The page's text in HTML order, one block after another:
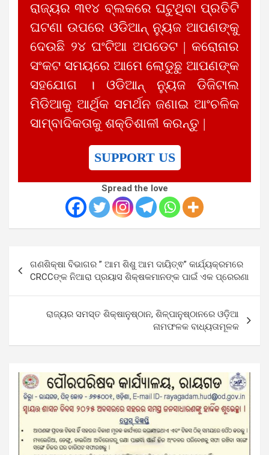
ରାଜ୍ୟର ୩୧୪ ବ୍ଲକରେ ଘଟୁଥିବା ପ୍ରତିଟି
ଘଟଣା ଉପରେ ଓଡିଆନ୍ ନ୍ୟୁଜ ଆପଣଙ୍କୁ
ଦେଉଛି ୨୪ ଘଂଟିଆ ଅପଡେଟ | କରୋନାର
ସଂକଟ ସମୟରେ ଆମେ ଲୋଡୁଛୁ ଆପଣଙ୍କ
ସହଯୋଗ । ଓଡିଆନ୍ ନ୍ୟୁଜ ଡିଜିଟାଲ
ମିଡିଆକୁ ଆର୍ଥିକ ସମର୍ଥନ ଜଣାଇ ଆଂଚଳିକ
ସାମ୍ବାଦିକତାକୁ ଶକ୍ତିଶାଳୀ କରନ୍ତୁ |
SUPPORT US
Spread the love
navigation
ଗଣଶିକ୍ଷା ବିଭାଗର ” ଆମ ଶିଶୁ ଆମ ଦାୟିତ୍ଵ” କାର୍ଯ୍ୟକ୍ରମରେ
CRCCଙ୍କ ନିଆରା ପ୍ରୟାସ ଶିକ୍ଷକମାନଙ୍କ ପାଇଁ ଏକ ପ୍ରେରଣା
ରାଜ୍ୟର ସମସ୍ତ ଶିକ୍ଷାନୁଷ୍ଠାନ, ଶିଳ୍ପାନୁଷ୍ଠାନରେ ଓଡ଼ିଆ
ନାମଫଳକ ବାଧ୍ୟତାମୂଳକ